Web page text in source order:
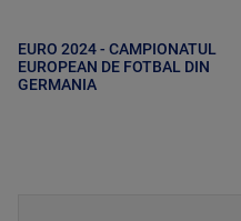
EURO 2024 - CAMPIONATUL
EUROPEAN DE FOTBAL DIN
GERMANIA